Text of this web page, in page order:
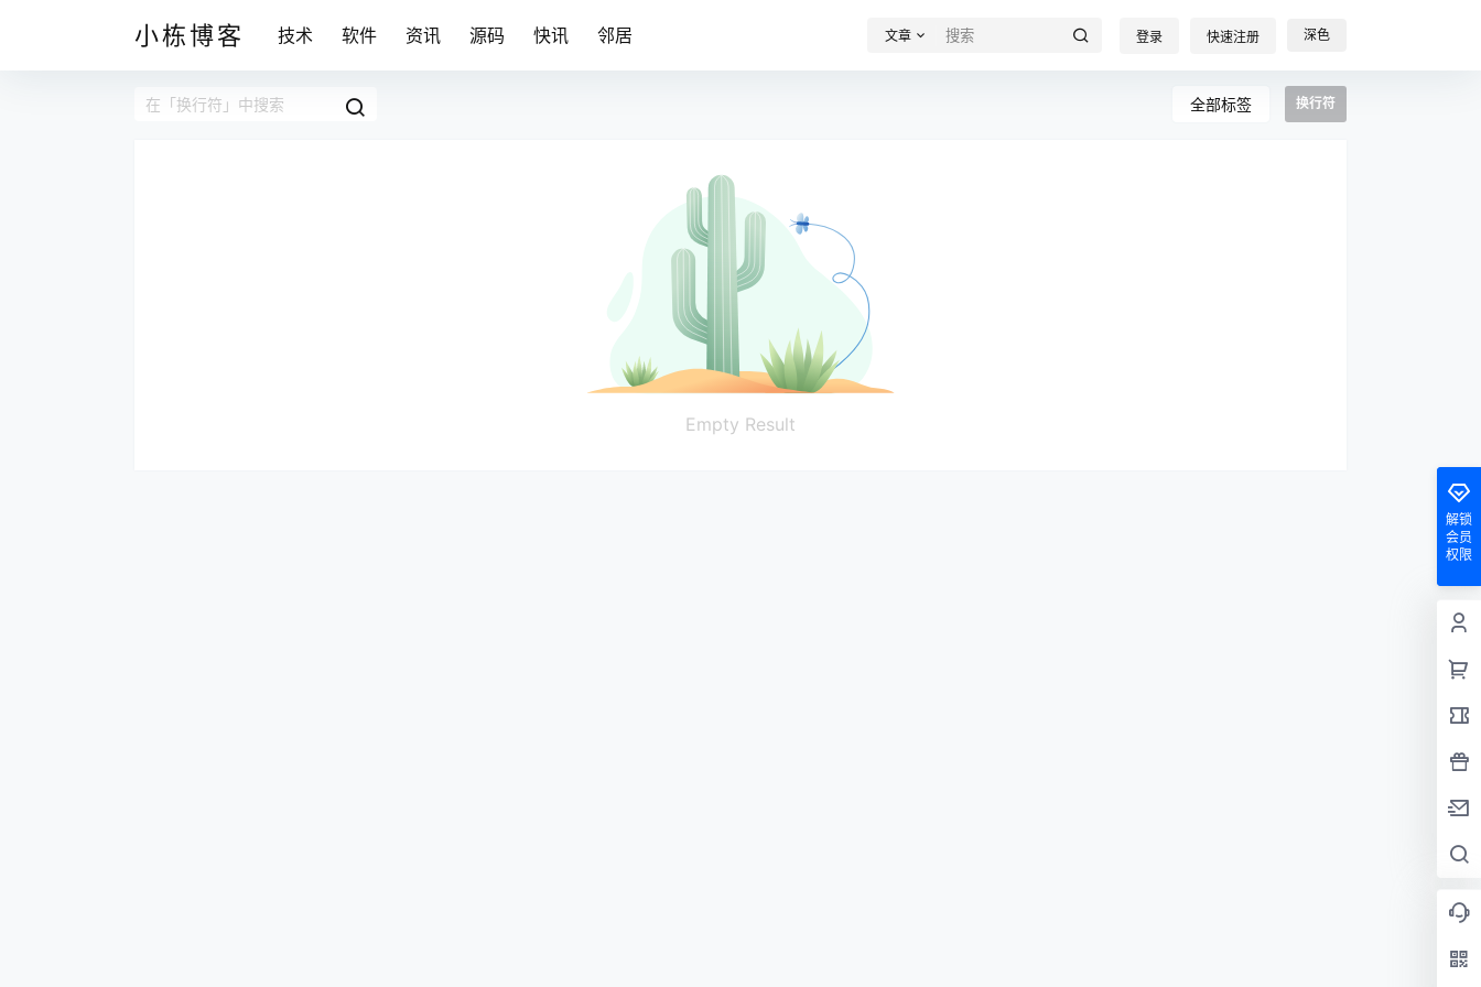
小栋博客 技术 软件 资讯 源码 快讯 邻居 文章 登录 快速注册 深色
全部标签 换行符
Empty Result
解锁
会员
权限